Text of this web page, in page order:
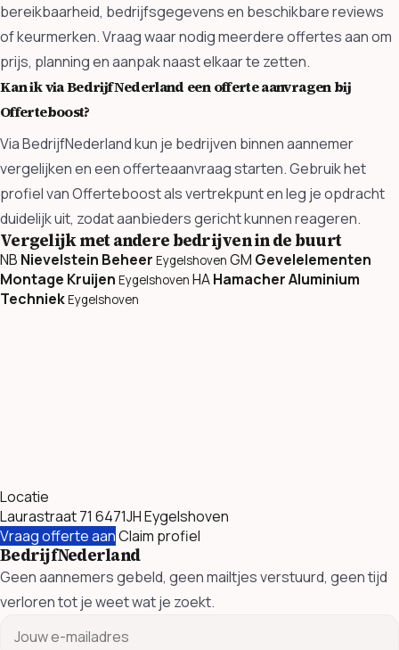
bereikbaarheid, bedrijfsgegevens en beschikbare reviews
of keurmerken. Vraag waar nodig meerdere offertes aan om
prijs, planning en aanpak naast elkaar te zetten.
Kan ik via BedrijfNederland een offerte aanvragen bij
Offerteboost?
Via BedrijfNederland kun je bedrijven binnen aannemer
vergelijken en een offerteaanvraag starten. Gebruik het
profiel van Offerteboost als vertrekpunt en leg je opdracht
duidelijk uit, zodat aanbieders gericht kunnen reageren.
Vergelijk met andere bedrijven in de buurt
NB Nievelstein Beheer Eygelshoven GM Gevelelementen
Montage Kruijen Eygelshoven HAHamacher Aluminium
TechniekEygelshoven
Locatie
Laurastraat 71 6471JH Eygelshoven
Vraag offerte aanClaim profiel
BedrijfNederland
Geen aannemers gebeld, geen mailtjes verstuurd, geen tijd
verloren tot je weet wat je zoekt.